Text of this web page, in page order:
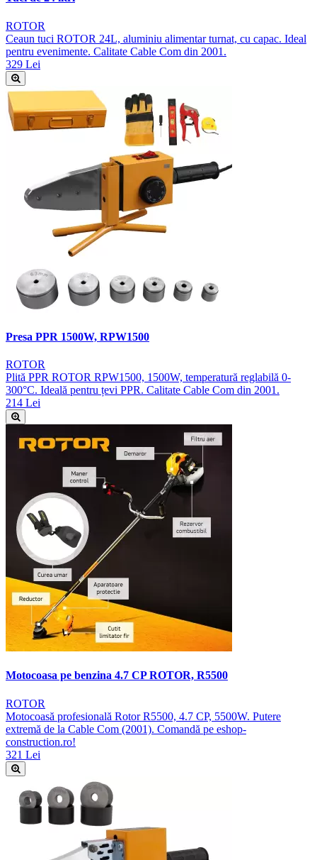
ROTOR
Ceaun tuci ROTOR 24L, aluminiu alimentar turnat, cu capac. Ideal
pentru evenimente. Calitate Cable Com din 2001.
329 Lei
Presa PPR 1500W, RPW1500
ROTOR
Plită PPR ROTOR RPW1500, 1500W, temperatură reglabilă 0-
300°C. Ideală pentru țevi PPR. Calitate Cable Com din 2001.
214 Lei
Motocoasa pe benzina 4.7 CP ROTOR, R5500
ROTOR
Motocoasă profesională Rotor R5500, 4.7 CP, 5500W. Putere
extremă de la Cable Com (2001). Comandă pe eshop-
construction.ro!
321 Lei